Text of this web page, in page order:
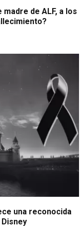
de ALF, a los
una reconocida